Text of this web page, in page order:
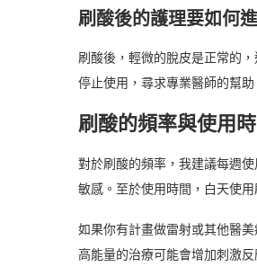
刷酸後的護理要如何
刷酸後，輕微的脫皮是正常的
停止使用，尋求專業醫師的幫
刷酸的頻率與使用
對於刷酸的頻率，我建議每週
敏感。至於使用時間，白天使
如果你有計畫做雷射或其他醫
高能量的治療可能會增加刺激反